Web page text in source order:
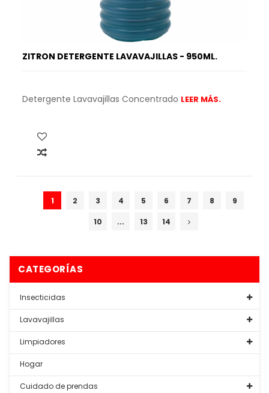
ZITRON DETERGENTE LAVAVAJILLAS - 950ML.
Detergente Lavavajillas Concentrado LEER MÁS.
1 2 3 4 5 6 7 8 9
10 ... 13 14
CATEGORÍAS
Insecticidas
Lavavajillas
Limpiadores
Hogar
Cuidado de prendas